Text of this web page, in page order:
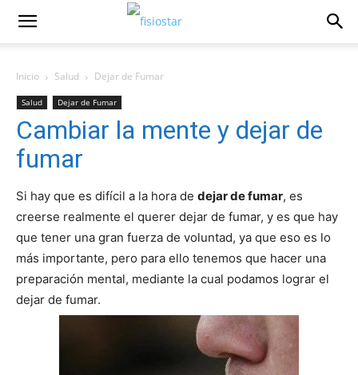
Inicio Salud Dejar de Fumar
Salud Dejar de Fumar
Cambiar la mente y dejar de
fumar
Si hay que es difí­cil a la hora de dejar de fumar, es
creerse realmente el querer dejar de fumar, y es que hay
que tener una gran fuerza de voluntad, ya que eso es lo
más importante, pero para ello tenemos que hacer una
preparación mental, mediante la cual podamos lograr el
dejar de fumar.